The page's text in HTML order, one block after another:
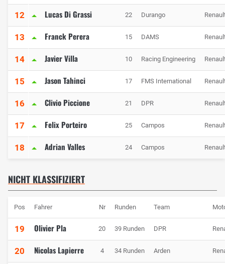
12 Lucas Di Grassi 22 Durango
13 Franck Perera 15 DAMS
14 Javier Villa 10 Racing Engineering
15 Jason Tahinci 17 FMS International
16 Clivio Piccione 21 DPR
17 Felix Porteiro 25 Campos
18 Adrian Valles 24 Campos
NICHT KLASSIFIZIERT
Pos Fahrer Nr Runden Team
19 Olivier Pla 20 39 Runden DPR
20 Nicolas Lapierre 4 34 Runden Arden